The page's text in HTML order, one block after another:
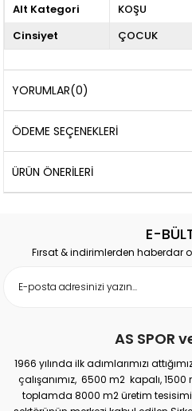
Alt Kategori
KOŞU
Cinsiyet
ÇOCUK
YORUMLAR(0)
ÖDEME SEÇENEKLERI
ÜRÜN ÖNERILERI
E-
Fırsat & indirimlerden haberdar
AS SPOR
1966 yılında ilk adımlarımızı
çalışanımız, 6500 m2 kapalı,
toplamda 8000 m2 üretim